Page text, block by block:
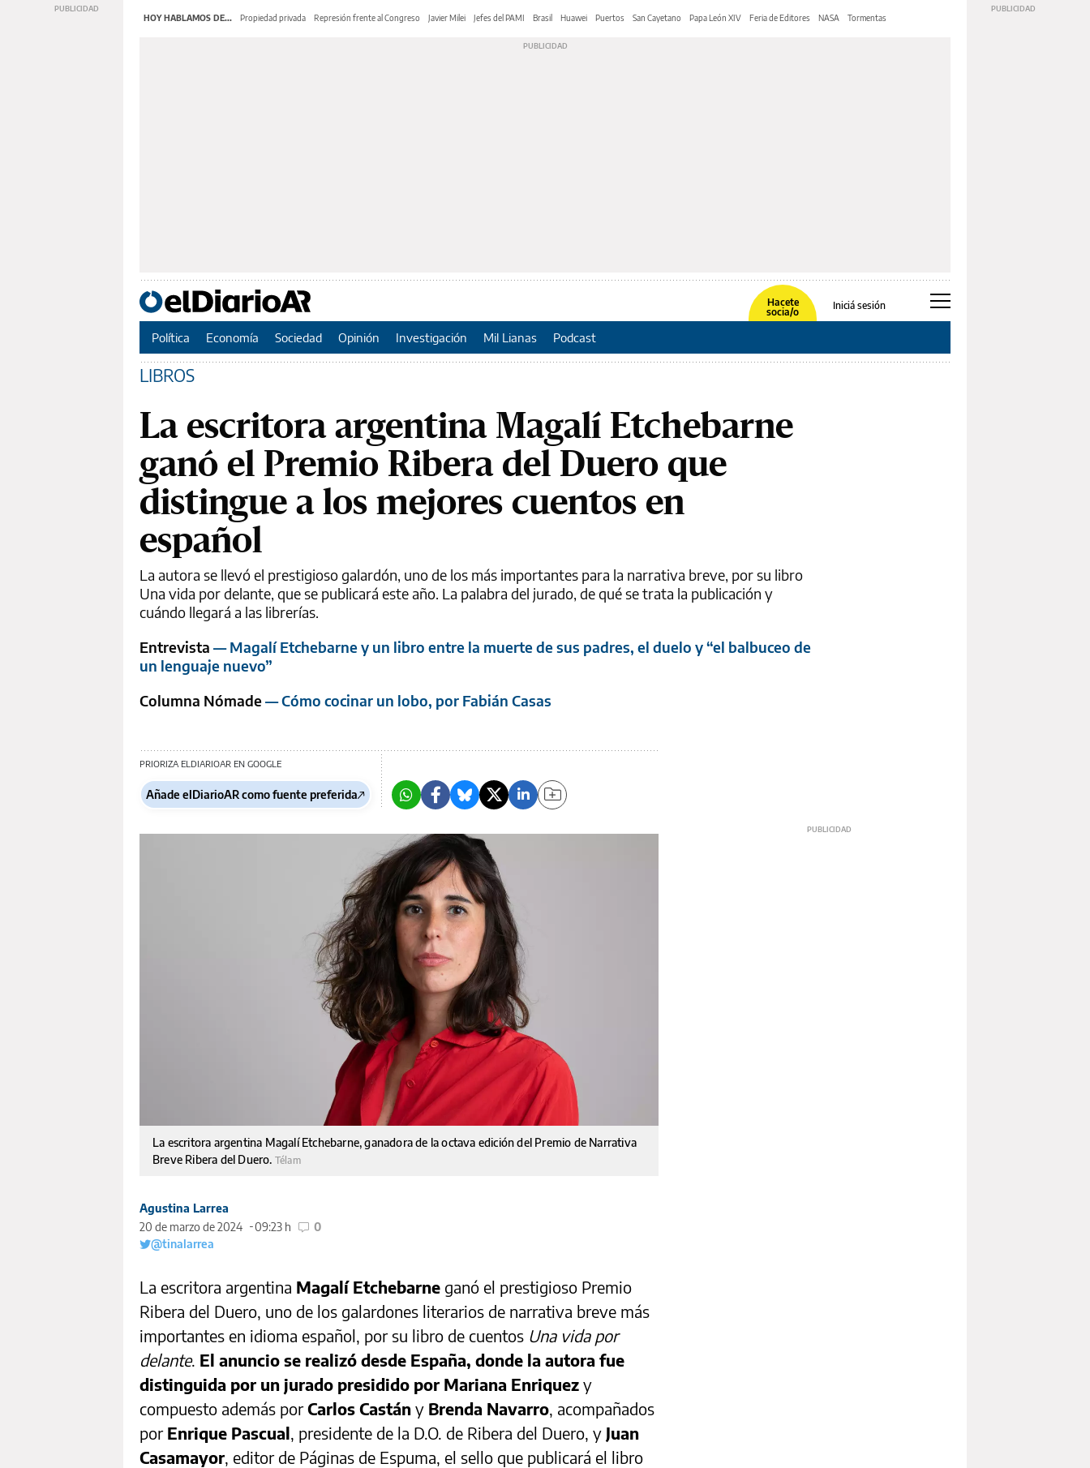
HOY HABLAMOS DE... Propiedad privada Represión frente al Congreso Javier Milei Jefes del PAMI Brasil Huawei Puertos San Cayetano Papa León XIV Feria de Editores NASA Tormentas
Hacete
socia/o
Iniciá sesión
Política Economía Sociedad Opinión Investigación Mil Lianas Podcast
LIBROS
La escritora argentina Magalí Etchebarne
ganó el Premio Ribera del Duero que
distingue a los mejores cuentos en
español
La autora se llevó el prestigioso galardón, uno de los más importantes para la narrativa breve, por su libro
Una vida por delante, que se publicará este año. La palabra del jurado, de qué se trata la publicación y
cuándo llegará a las librerías.
Entrevista — Magalí Etchebarne y un libro entre la muerte de sus padres, el duelo y “el balbuceo de
un lenguaje nuevo”
Columna Nómade— Cómo cocinar un lobo, por Fabián Casas
PRIORIZA ELDIARIOAR EN GOOGLE
Añade elDiarioAR como fuente preferida
La escritora argentina Magalí Etchebarne, ganadora de la octava edición del Premio de Narrativa
Breve Ribera del Duero. Télam
Agustina Larrea
20 de marzo de 2024
09:23 h
0
@tinalarrea
La escritora argentina Magalí Etchebarne ganó el prestigioso Premio
Ribera del Duero, uno de los galardones literarios de narrativa breve más
importantes en idioma español, por su libro de cuentos Una vida por
delante. El anuncio se realizó desde España, donde la autora fue
distinguida por un jurado presidido por Mariana Enriquez y
compuesto además porCarlos Castán y Brenda Navarro, acompañados
por Enrique Pascual, presidente de la D.O. de Ribera del Duero, y Juan
Casamayor, editor de Páginas de Espuma, el sello que publicará el libro